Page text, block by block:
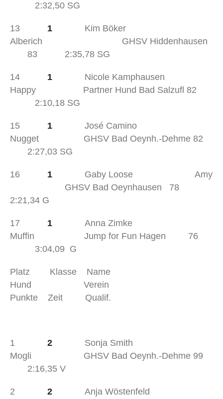
2:32,50 SG
13 1 Kim Böker
Alberich GHSV Hiddenhausen
83 2:35,78 SG
14 1 Nicole Kamphausen
Happy Partner Hund Bad Salzufl 82
2:10,18 SG
15 1 José Camino
Nugget GHSV Bad Oeynh.-Dehme 82
2:27,03 SG
16 1 Gaby Loose Amy
GHSV Bad Oeynhausen 78
2:21,34 G
17 1 Anna Zimke
Muffin Jump for Fun Hagen 76
3:04,09 G
Platz Klasse Name
Hund Verein
Punkte Zeit Qualif.
1 2 Sonja Smith
Mogli GHSV Bad Oeynh.-Dehme 99
2:16,35 V
2 2 Anja Wöstenfeld